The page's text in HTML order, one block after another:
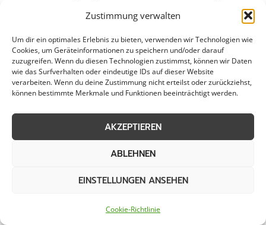
Zustimmung verwalten
Um dir ein optimales Erlebnis zu bieten, verwenden wir Technologien wie
Cookies, um Geräteinformationen zu speichern und/oder darauf
zuzugreifen. Wenn du diesen Technologien zustimmst, können wir Daten
wie das Surfverhalten oder eindeutige IDs auf dieser Website
verarbeiten. Wenn du deine Zustimmung nicht erteilst oder zurückziehst,
können bestimmte Merkmale und Funktionen beeinträchtigt werden.
AKZEPTIEREN
ABLEHNEN
EINSTELLUNGEN ANSEHEN
Cookie-Richtlinie
Aspekt der Stadt- und Straßenpflege. Durch
professionelle Reinigungsdienste wird nicht
nur das ästhetische Erscheinungsbild erhalten,
sondern auch die Sicherheit im Verkehr
gewährleistet. Mit speziellen
Reinigungsmethoden und -maschinen werden
Laub effektiv beseitigt, um die Langlebigkeit
der Pflastersteine zu erhalten. Kommunen in
Xanten setzen daher verstärkt auf regelmäßige
Reinigungsmaßnahmen, um die Attraktivität
Lebensqualität für Bürger und Besucher zu